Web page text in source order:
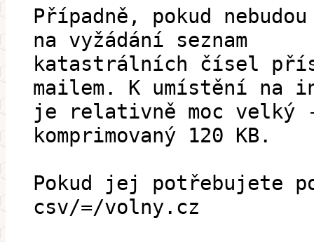
Případně, pokud
na vyžádání seznam
katastrálních čísel
mailem. K umístění na
je relativně moc velký
komprimovaný 120 KB.
Pokud jej potřebujete
csv/=/volny.cz